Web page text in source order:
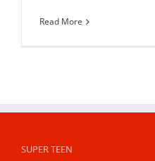
Read More
SUPER TEEN